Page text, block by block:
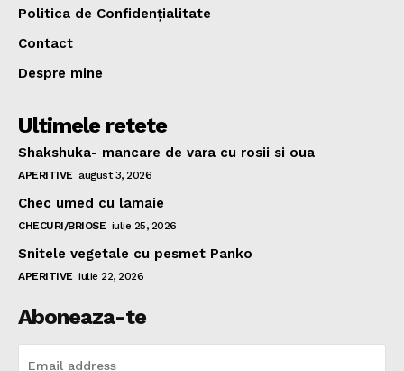
Politica de Confidențialitate
Contact
Despre mine
Ultimele retete
Shakshuka- mancare de vara cu rosii si oua
APERITIVE august 3, 2026
Chec umed cu lamaie
CHECURI/BRIOSE iulie 25, 2026
Snitele vegetale cu pesmet Panko
APERITIVE iulie 22, 2026
Aboneaza-te